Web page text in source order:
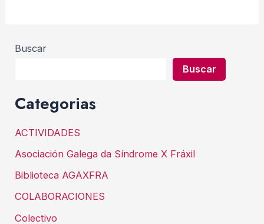
Síndrome
Buscar
Buscar
Categorias
ACTIVIDADES
Asociación Galega da Síndrome X Fráxil
Biblioteca AGAXFRA
COLABORACIONES
Colectivo